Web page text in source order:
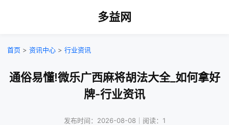
多益网
首页 > 资讯中心 > 行业资讯
通俗易懂!微乐广西麻将胡法大全_如何拿好
牌-行业资讯
发布时间：2026-08-08｜阅读：1